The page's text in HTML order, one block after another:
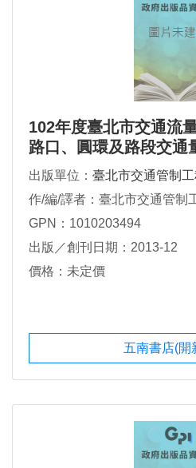
102年度臺北市交通流
路口、圓環及路段交通
出版單位： 臺北市交通管制
作/編/譯者：臺北市交通管制
GPN：1010203494
出版／創刊日期：2013-12
價格：未定價
五南書店(開